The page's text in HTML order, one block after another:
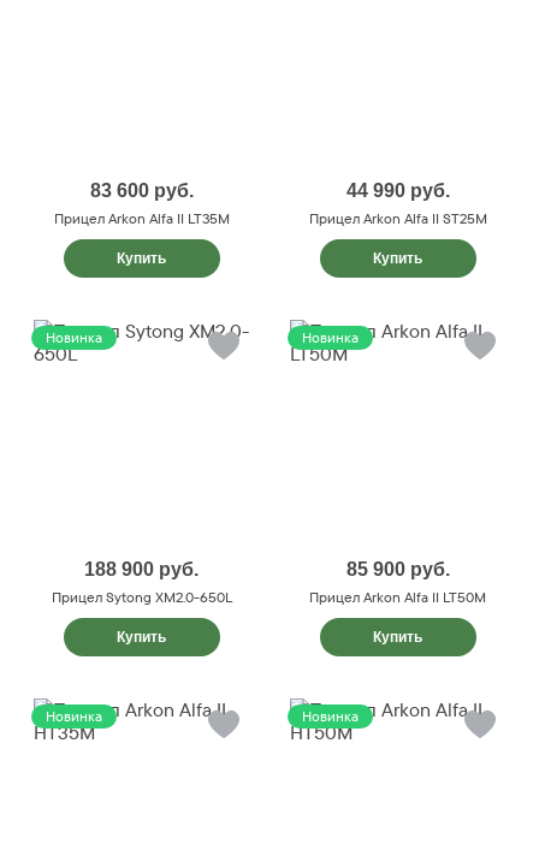
83 600 руб.
Прицел Arkon Alfa II LT35M
Купить
44 990 руб.
Прицел Arkon Alfa II ST25M
Купить
Новинка
188 900 руб.
Прицел Sytong XM2.0-650L
Купить
Новинка
85 900 руб.
Прицел Arkon Alfa II LT50M
Купить
Новинка Новинка